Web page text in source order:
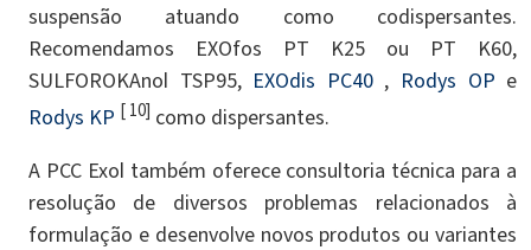
suspensão atuando como codispersantes.
Recomendamos EXOfos PT K25 ou PT K60,
SULFOROKAnol TSP95, EXOdis PC40, Rodys OP e
Rodys KP [ 10] como dispersantes.
A PCC Exol também oferece consultoria técnica para a
resolução de diversos problemas relacionados à
formulação e desenvolve novos produtos ou variantes